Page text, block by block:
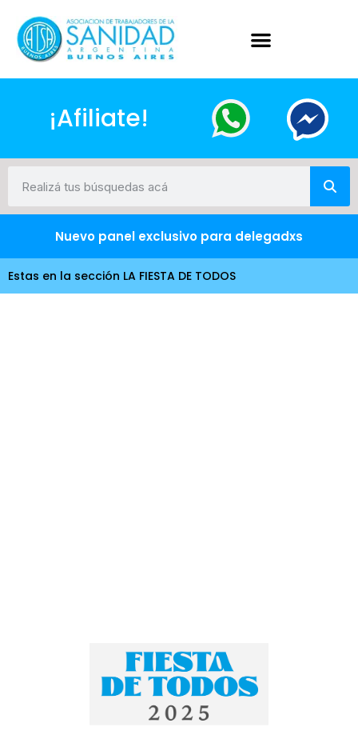
¡Afiliate!
Nuevo panel exclusivo para delegadxs
Estas en la sección LA FIESTA DE TODOS